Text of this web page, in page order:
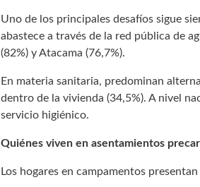
Uno de los principales desafíos sigue
abastece a través de la red pública de
(82%) y Atacama (76,7%).
En materia sanitaria, predominan
dentro de la vivienda (34,5%). A nivel
servicio higiénico.
Quiénes viven en asentamientos
Los hogares en campamentos